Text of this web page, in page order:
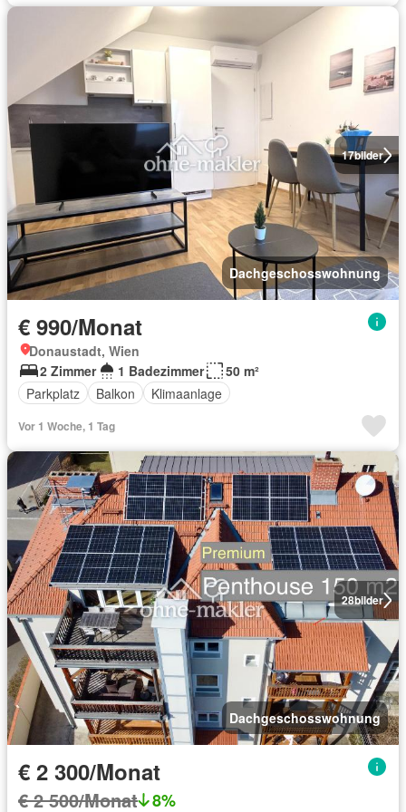
17bilder
Dachgeschosswohnung
€ 990/Monat
Donaustadt, Wien
2 Zimmer
1 Badezimmer
50 m²
Parkplatz
Balkon Klimaanlage
Vor 1 Woche, 1 Tag
28bilder
Dachgeschosswohnung
€ 2 300/Monat
€ 2 500/Monat 8%